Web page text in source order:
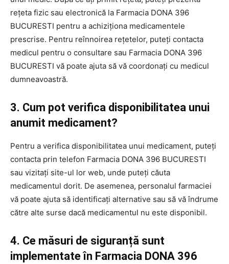
rețeta fizic sau electronică la Farmacia DONA 396
BUCURESTI pentru a achiziționa medicamentele
prescrise. Pentru reînnoirea rețetelor, puteți contacta
medicul pentru o consultare sau Farmacia DONA 396
BUCURESTI vă poate ajuta să vă coordonați cu medicul
dumneavoastră.
3. Cum pot verifica disponibilitatea unui
anumit medicament?
Pentru a verifica disponibilitatea unui medicament, puteți
contacta prin telefon Farmacia DONA 396 BUCURESTI
sau vizitați site-ul lor web, unde puteți căuta
medicamentul dorit. De asemenea, personalul farmaciei
vă poate ajuta să identificați alternative sau să vă îndrume
către alte surse dacă medicamentul nu este disponibil.
4. Ce măsuri de siguranță sunt
implementate în Farmacia DONA 396